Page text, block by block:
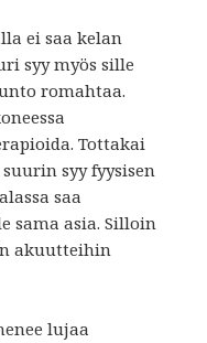
ei saa kelan
syy myös sille
romahtaa.
Tottakai
syy fyysisen
saa
sama asia. Silloin
akuutteihin
lujaa